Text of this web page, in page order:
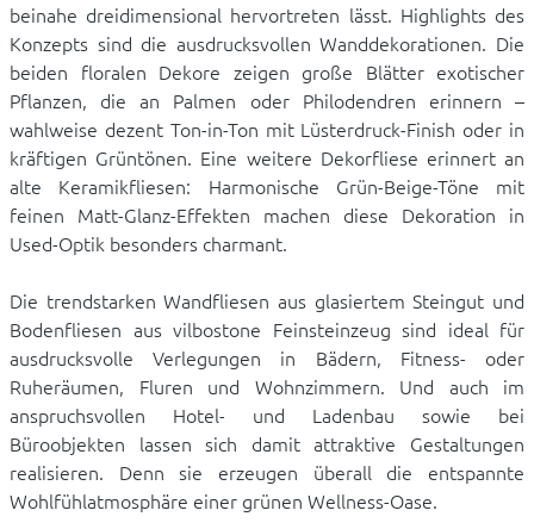
beinahe dreidimensional hervortreten lässt. Highlights des
Konzepts sind die ausdrucksvollen Wanddekorationen. Die
beiden floralen Dekore zeigen große Blätter exotischer
Pflanzen, die an Palmen oder Philodendren erinnern –
wahlweise dezent Ton-in-Ton mit Lüsterdruck-Finish oder in
kräftigen Grüntönen. Eine weitere Dekorfliese erinnert an
alte Keramikfliesen: Harmonische Grün-Beige-Töne mit
feinen Matt-Glanz-Effekten machen diese Dekoration in
Used-Optik besonders charmant.
Die trendstarken Wandfliesen aus glasiertem Steingut und
Bodenfliesen aus vilbostone Feinsteinzeug sind ideal für
ausdrucksvolle Verlegungen in Bädern, Fitness- oder
Ruheräumen, Fluren und Wohnzimmern. Und auch im
anspruchsvollen Hotel- und Ladenbau sowie bei
Büroobjekten lassen sich damit attraktive Gestaltungen
realisieren. Denn sie erzeugen überall die entspannte
Wohlfühlatmosphäre einer grünen Wellness-Oase.